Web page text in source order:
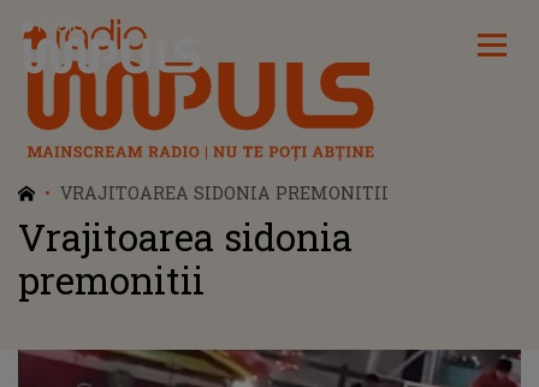
Radio Impuls
VRAJITOAREA SIDONIA PREMONITII
Vrajitoarea sidonia
premonitii